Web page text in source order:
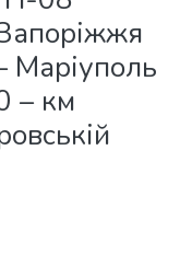
Маріуполь
– км